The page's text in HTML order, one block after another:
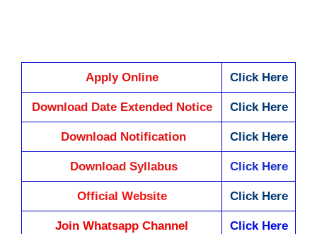
Apply Online Click Here
Download Date Extended Notice Click Here
Download Notification Click Here
Download Syllabus Click Here
Official Website Click Here
Join Whatsapp Channel Click Here